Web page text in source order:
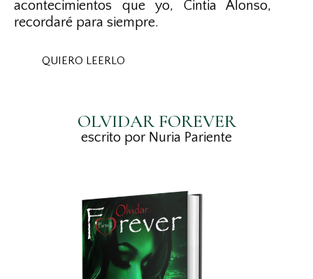
acontecimientos que yo, Cintia Alonso,
recordaré para siempre.
QUIERO LEERLO
OLVIDAR FOREVER
escrito por Nuria Pariente